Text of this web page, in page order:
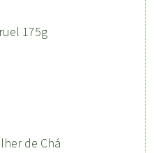
175g
de Chá